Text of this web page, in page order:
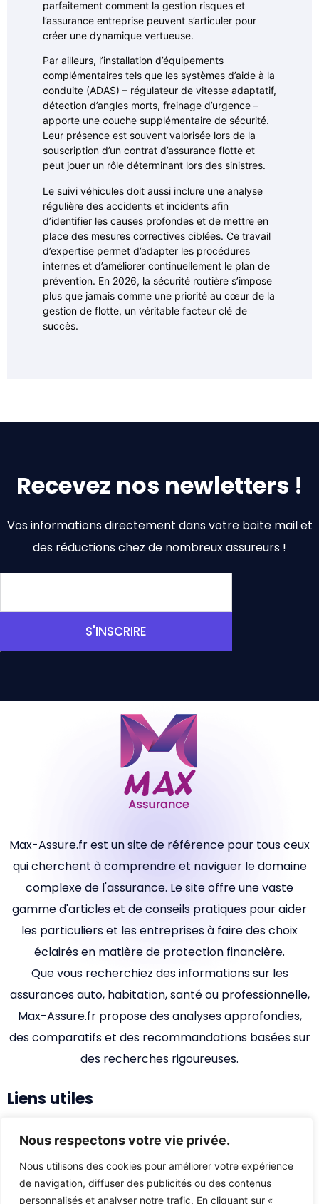
Nous respectons votre vie privée.
Nous utilisons des cookies pour améliorer votre expérience
de navigation, diffuser des publicités ou des contenus
personnalisés et analyser notre trafic. En cliquant sur «
parfaitement comment la gestion risques et
l’assurance entreprise peuvent s’articuler pour
créer une dynamique vertueuse.
Par ailleurs, l’installation d’équipements
complémentaires tels que les systèmes d’aide à la
conduite (ADAS) – régulateur de vitesse adaptatif,
détection d’angles morts, freinage d’urgence –
apporte une couche supplémentaire de sécurité.
Leur présence est souvent valorisée lors de la
souscription d’un contrat d’assurance flotte et
peut jouer un rôle déterminant lors des sinistres.
Le suivi véhicules doit aussi inclure une analyse
régulière des accidents et incidents afin
d’identifier les causes profondes et de mettre en
place des mesures correctives ciblées. Ce travail
d’expertise permet d’adapter les procédures
internes et d’améliorer continuellement le plan de
prévention. En 2026, la sécurité routière s’impose
plus que jamais comme une priorité au cœur de la
gestion de flotte, un véritable facteur clé de
succès.
Recevez nos newletters !
Vos informations directement dans votre boite mail et
des réductions chez de nombreux assureurs !
S'INSCRIRE
Max-Assure.fr est un site de référence pour tous ceux
qui cherchent à comprendre et naviguer le domaine
complexe de l'assurance. Le site offre une vaste
gamme d'articles et de conseils pratiques pour aider
les particuliers et les entreprises à faire des choix
éclairés en matière de protection financière.
Que vous recherchiez des informations sur les
assurances auto, habitation, santé ou professionnelle,
Max-Assure.fr propose des analyses approfondies,
des comparatifs et des recommandations basées sur
des recherches rigoureuses.
Liens utiles
Qui sommes-nous ?
Nous contacter